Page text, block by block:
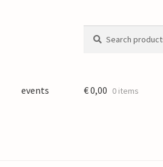
for:
events €0,00 0 items